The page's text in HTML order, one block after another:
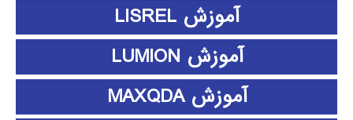
آموزش LISREL
آموزش LUMION
آموزش MAXQDA